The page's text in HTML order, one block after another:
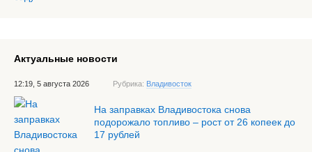
Актуальные новости
12:19, 5 августа 2026 Рубрика: Владивосток
На заправках Владивостока снова
подорожало топливо – рост от 26 копеек до
17 рублей